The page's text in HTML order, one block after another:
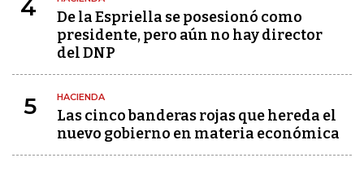
4
De la Espriella se posesionó como
presidente, pero aún no hay director
del DNP
5 HACIENDA
Las cinco banderas rojas que hereda el
nuevo gobierno en materia económica